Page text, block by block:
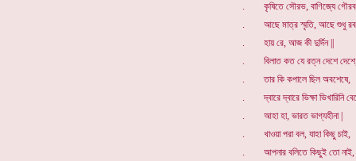
. কৃষিতে সৌরভ, বাণিজ্যে
. আছে মাত্র স্মৃতি, আছে শুধু
. হায় রে, আজ কী দুর্দিন ||
. বিলাত কত যে রত্ন দেশে
. তার কি কপালে ছিল অবশেষে,
. দ্বারে দ্বারে ভিক্ষা ভিখারিনি
. আহা হা, ভারত ভাগ্যহীনা |
. খাওয়া পরা বল, যাহা কিছু চাই,
. আপনার বলিতে কিছুই তো নাই,